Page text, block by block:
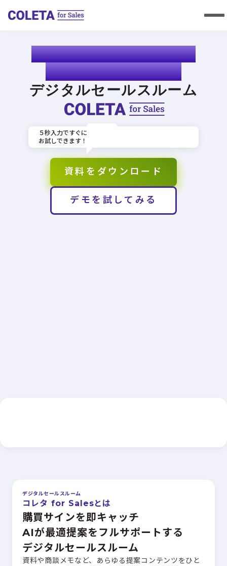
購買サインを即キャッチ
AIが成約を逃さない
デジタルセールスルーム
５秒入力ですぐに
お試しできます！announcement
資料をダウンロード
デモを試してみる
デジタルセールスルーム
コレタ for Salesとは
購買サインを即キャッチ
AIが最適提案をフルサポートする
デジタルセールスルーム
資料や商談メモなど、あらゆる提案コンテンツをひと